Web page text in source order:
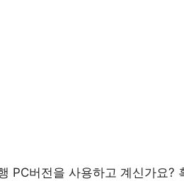
PC버전을 사용하고 계신가요?